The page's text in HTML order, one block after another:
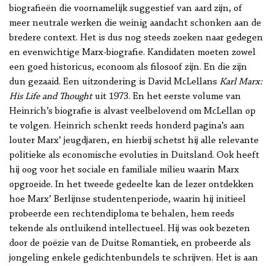
biografieën die voornamelijk suggestief van aard zijn, of
meer neutrale werken die weinig aandacht schonken aan de
bredere context. Het is dus nog steeds zoeken naar gedegen
en evenwichtige Marx-biografie. Kandidaten moeten zowel
een goed historicus, econoom als filosoof zijn. En die zijn
dun gezaaid. Een uitzondering is David McLellans Karl Marx:
His Life and Thoughtuit 1973. En het eerste volume van
Heinrich’s biografie is alvast veelbelovend om McLellan op
te volgen. Heinrich schenkt reeds honderd pagina’s aan
louter Marx’ jeugdjaren, en hierbij schetst hij alle relevante
politieke als economische evoluties in Duitsland. Ook heeft
hij oog voor het sociale en familiale milieu waarin Marx
opgroeide. In het tweede gedeelte kan de lezer ontdekken
hoe Marx’ Berlijnse studentenperiode, waarin hij initieel
probeerde een rechtendiploma te behalen, hem reeds
tekende als ontluikend intellectueel. Hij was ook bezeten
door de poëzie van de Duitse Romantiek, en probeerde als
jongeling enkele gedichtenbundels te schrijven. Het is aan